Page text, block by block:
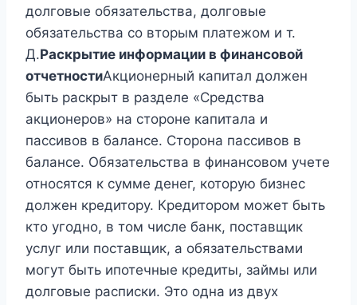
долговые обязательства, долговые
обязательства со вторым платежом и т.
Д.Раскрытие информации в финансовой
отчетностиАкционерный капитал должен
быть раскрыт в разделе «Средства
акционеров» на стороне капитала и
пассивов в балансе. Сторона пассивов в
балансе. Обязательства в финансовом учете
относятся к сумме денег, которую бизнес
должен кредитору. Кредитором может быть
кто угодно, в том числе банк, поставщик
услуг или поставщик, а обязательствами
могут быть ипотечные кредиты, займы или
долговые расписки. Это одна из двух